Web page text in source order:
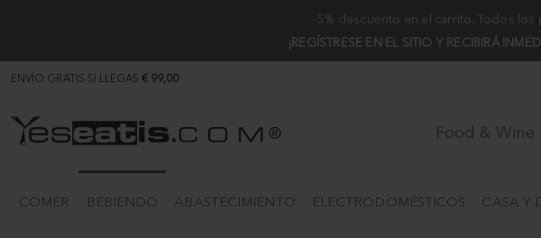
-5% descuento en el carrito. Todos
¡REGÍSTRESE EN EL SITIO Y RECIBIRÁ
ENVÍO GRATIS SI LLEGAS € 99,00
Food &
COMER BEBIENDO ABASTECIMIENTO ELECTRODOMÉSTICOS CASA Y